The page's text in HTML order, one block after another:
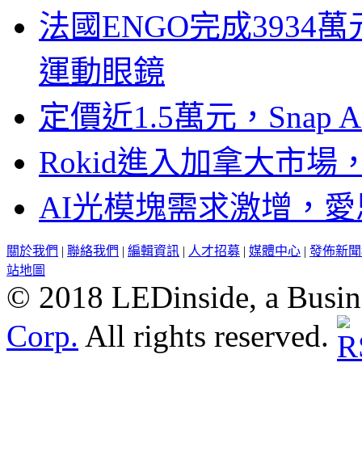
法國ENGO完成3934
運動眼鏡
定價近1.5萬元，Snap
Rokid進入加拿大市場
AI光模塊需求激增，
關於我們 | 聯絡我們 | 編輯資訊 | 人才招募 | 媒體中心 | 發佈新
站地圖
© 2018 LEDinside, a
Corp. All rights reserved.